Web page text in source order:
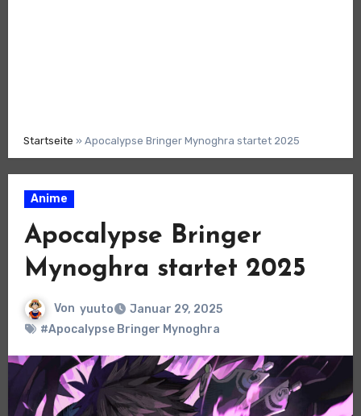
Startseite » Apocalypse Bringer Mynoghra startet 2025
Anime
Apocalypse Bringer
Mynoghra startet 2025
Von yuuto
Januar 29, 2025
#Apocalypse Bringer Mynoghra